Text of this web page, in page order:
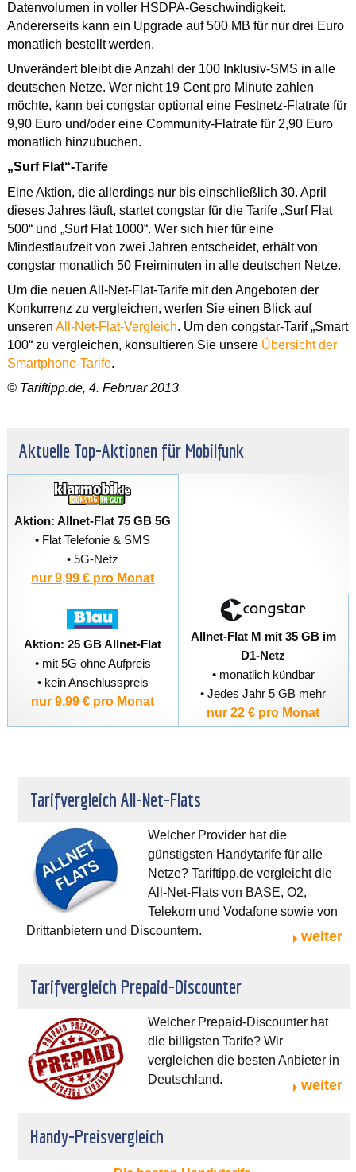
Datenvolumen in voller HSDPA-Geschwindigkeit.
Andererseits kann ein Upgrade auf 500 MB für nur drei Euro
monatlich bestellt werden.
Unverändert bleibt die Anzahl der 100 Inklusiv-SMS in alle
deutschen Netze. Wer nicht 19 Cent pro Minute zahlen
möchte, kann bei congstar optional eine Festnetz-Flatrate für
9,90 Euro und/oder eine Community-Flatrate für 2,90 Euro
monatlich hinzubuchen.
„Surf Flat“-Tarife
Eine Aktion, die allerdings nur bis einschließlich 30. April
dieses Jahres läuft, startet congstar für die Tarife „Surf Flat
500“ und „Surf Flat 1000“. Wer sich hier für eine
Mindestlaufzeit von zwei Jahren entscheidet, erhält von
congstar monatlich 50 Freiminuten in alle deutschen Netze.
Um die neuen All-Net-Flat-Tarife mit den Angeboten der
Konkurrenz zu vergleichen, werfen Sie einen Blick auf
unseren All-Net-Flat-Vergleich. Um den congstar-Tarif „Smart
100“ zu vergleichen, konsultieren Sie unsere Übersicht der
Smartphone-Tarife.
© Tariftipp.de, 4. Februar 2013
Aktuelle Top-Aktionen für Mobilfunk
Aktion: Allnet-Flat 75 GB 5G
• Flat Telefonie & SMS
• 5G-Netz
nur 9,99 € pro Monat
Aktion: 25 GB Allnet-Flat
• mit 5G ohne Aufpreis
• kein Anschlusspreis
nur 9,99 € pro Monat
Allnet-Flat M mit 35 GB im
D1-Netz
• monatlich kündbar
• Jedes Jahr 5 GB mehr
nur 22 € pro Monat
Tarifvergleich All-Net-Flats
Welcher Provider hat die
günstigsten Handytarife für alle
Netze? Tariftipp.de vergleicht die
All-Net-Flats von BASE, O2,
Telekom und Vodafone sowie von
Drittanbietern und Discountern.
weiter
Tarifvergleich Prepaid-Discounter
Welcher Prepaid-Discounter hat
die billigsten Tarife? Wir
vergleichen die besten Anbieter in
Deutschland.
weiter
Handy-Preisvergleich